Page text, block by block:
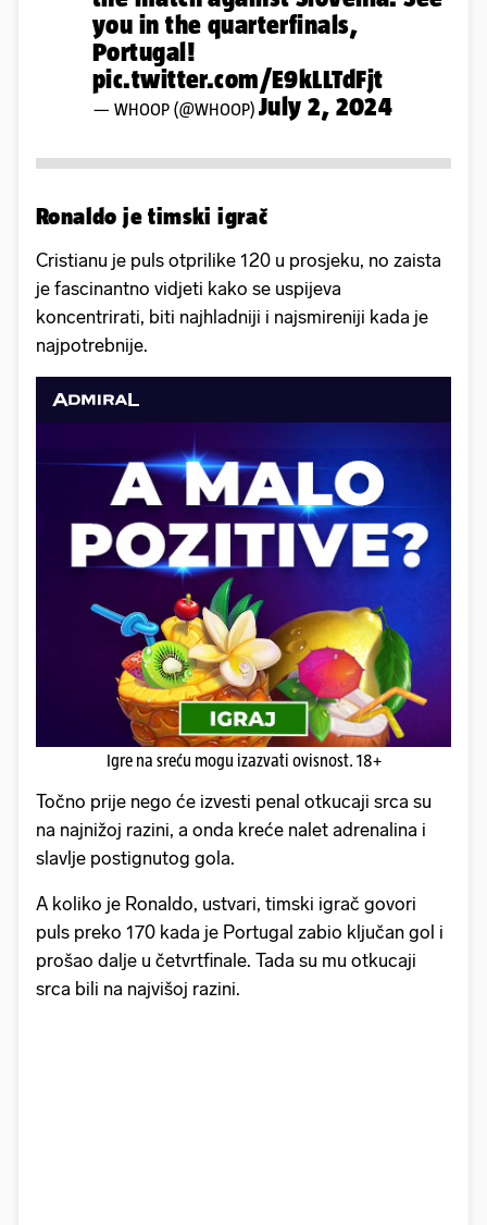
you in the quarterfinals,
Portugal!
pic.twitter.com/E9kLLTdFjt
— WHOOP (@WHOOP) July 2, 2024
Ronaldo je timski igrač
Cristianu je puls otprilike 120 u prosjeku, no zaista
je fascinantno vidjeti kako se uspijeva
koncentrirati, biti najhladniji i najsmireniji kada je
najpotrebnije.
Igre na sreću mogu izazvati ovisnost. 18+
Točno prije nego će izvesti penal otkucaji srca su
na najnižoj razini, a onda kreće nalet adrenalina i
slavlje postignutog gola.
A koliko je Ronaldo, ustvari, timski igrač govori
puls preko 170 kada je Portugal zabio ključan gol i
prošao dalje u četvrtfinale. Tada su mu otkucaji
srca bili na najvišoj razini.